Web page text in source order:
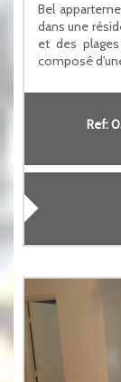
Bel
dans une
et des
composé
Ref: